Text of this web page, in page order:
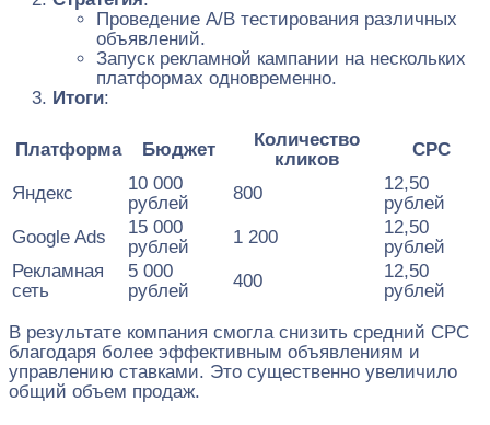
Проведение A/B тестирования различных
объявлений.
Запуск рекламной кампании на нескольких
платформах одновременно.
Итоги:
Платформа Бюджет
Количество
кликов
CPC
Яндекс
10 000
рублей
800
12,50
рублей
Google Ads
15 000
рублей
1 200
12,50
рублей
Рекламная
сеть
5 000
рублей
400
12,50
рублей
В результате компания смогла снизить средний CPC
благодаря более эффективным объявлениям и
управлению ставками. Это существенно увеличило
общий объем продаж.